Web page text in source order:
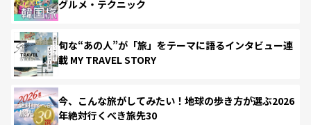
グルメ・テクニック
旬な“あの人”が「旅」をテーマに語るインタビュー連
載 MY TRAVEL STORY
今、こんな旅がしてみたい！地球の歩き方が選ぶ2026
年絶対行くべき旅先30